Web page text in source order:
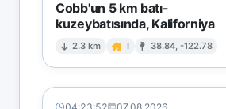
Cobb'un 5 km batı-
kuzeybatısında, Kaliforniya
2.3 km I 38.84, -122.78